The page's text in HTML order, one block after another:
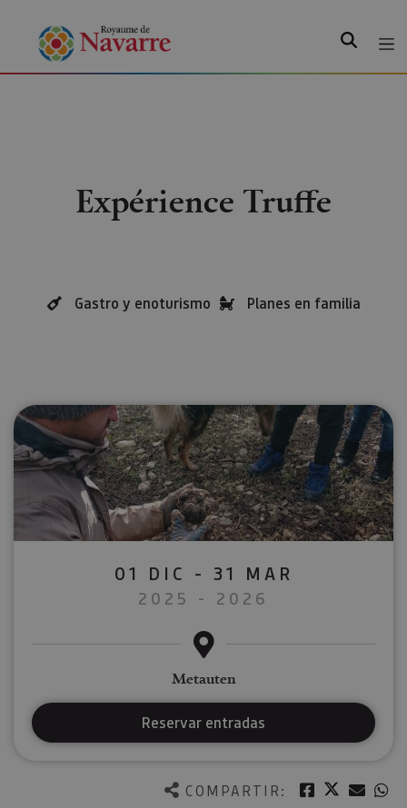
Expérience Truffe
Gastro y enoturismo Planes en familia
COMPARTIR: Facebook
Twitter
01 DIC - 31 MAR
2025 - 2026
Metauten
Reservar entradas